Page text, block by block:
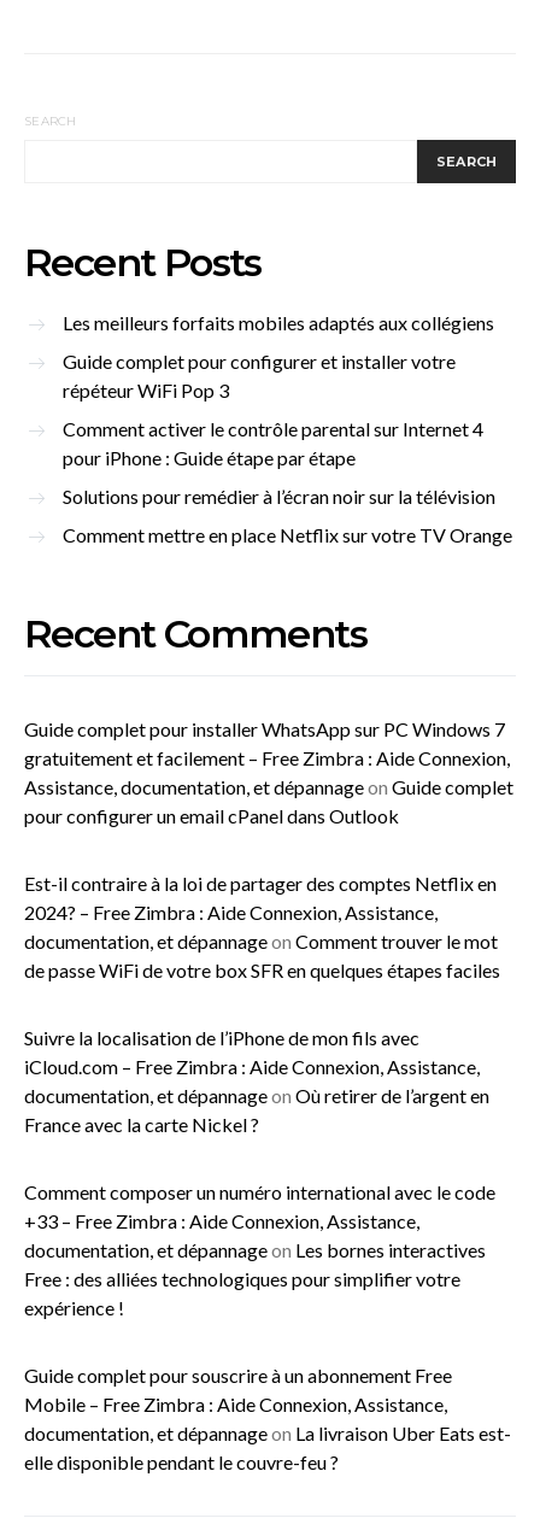
SEARCH
SEARCH
Recent Posts
Les meilleurs forfaits mobiles adaptés aux collégiens
Guide complet pour configurer et installer votre
répéteur WiFi Pop 3
Comment activer le contrôle parental sur Internet 4
pour iPhone : Guide étape par étape
Solutions pour remédier à l’écran noir sur la télévision
Comment mettre en place Netflix sur votre TV Orange
Recent Comments
Guide complet pour installer WhatsApp sur PC Windows 7
gratuitement et facilement – Free Zimbra : Aide Connexion,
Assistance, documentation, et dépannageon Guide complet
pour configurer un email cPanel dans Outlook
Est-il contraire à la loi de partager des comptes Netflix en
2024? – Free Zimbra : Aide Connexion, Assistance,
documentation, et dépannageon Comment trouver le mot
de passe WiFi de votre box SFR en quelques étapes faciles
Suivre la localisation de l’iPhone de mon fils avec
iCloud.com – Free Zimbra : Aide Connexion, Assistance,
documentation, et dépannageon Où retirer de l’argent en
France avec la carte Nickel ?
Comment composer un numéro international avec le code
+33 – Free Zimbra : Aide Connexion, Assistance,
documentation, et dépannageon Les bornes interactives
Free : des alliées technologiques pour simplifier votre
expérience !
Guide complet pour souscrire à un abonnement Free
Mobile – Free Zimbra : Aide Connexion, Assistance,
documentation, et dépannageon La livraison Uber Eats est-
elle disponible pendant le couvre-feu ?